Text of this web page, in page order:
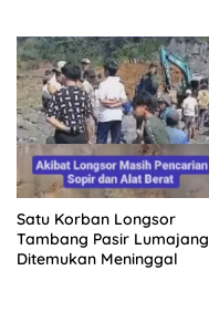
Satu Korban Longsor
Tambang Pasir Lumajang
Ditemukan Meninggal